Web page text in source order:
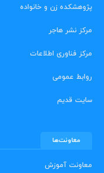
پژوهشکده زن و خانواده
مرکز نشر هاجر
مرکز فناوری اطلاعات
روابط عمومی
سایت قدیم
معاونت‌ها
معاونت آموزش